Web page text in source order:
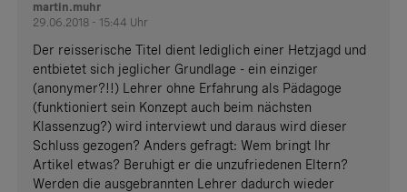
martin.muhr
29.06.2018 - 15:44 Uhr
Der reisserische Titel dient lediglich einer Hetzjagd und
entbietet sich jeglicher Grundlage - ein einziger
(anonymer?!!) Lehrer ohne Erfahrung als Pädagoge
(funktioniert sein Konzept auch beim nächsten
Klassenzug?) wird interviewt und daraus wird dieser
Schluss gezogen? Anders gefragt: Wem bringt Ihr
Artikel etwas? Beruhigt er die unzufriedenen Eltern?
Werden die ausgebrannten Lehrer dadurch wieder